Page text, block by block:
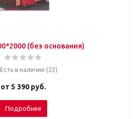
Кровать 900*2000 (без основания)
Есть в наличии (23)
от 5 390 руб.
Подробнее